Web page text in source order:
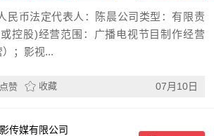
民币法定代表人：陈晨公司类型：有限责
控股)经营范围：广播电视节目制作经营
）；影视...
点赞 收藏 07月10日
传媒有限公司